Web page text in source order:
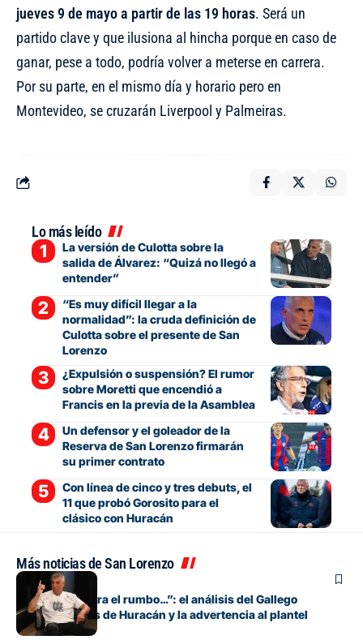
jueves 9 de mayo a partir de las 19 horas. Será un
partido clave y que ilusiona al hincha porque en caso de
ganar, pese a todo, podría volver a meterse en carrera.
Por su parte, en el mismo día y horario pero en
Montevideo, se cruzarán Liverpool y Palmeiras.
Lo más leído
La versión de Culotta sobre la
salida de Álvarez: “Quizá no llegó a
entender”
“Es muy difícil llegar a la
normalidad”: la cruda definición de
Culotta sobre el presente de San
Lorenzo
¿Expulsión o suspensión? El rumor
sobre Moretti que encendió a
Francis en la previa de la Asamblea
Un defensor y el goleador de la
Reserva de San Lorenzo firmarán
su primer contrato
Con línea de cinco y tres debuts, el
11 que probó Gorosito para el
clásico con Huracán
Más noticias de San Lorenzo
Fútbol
“Si no encuentra el rumbo…”: el análisis del Gallego
González antes de Huracán y la advertencia al plantel